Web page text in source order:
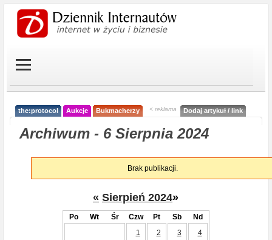
the:protocol Aukcje Bukmacherzy < reklama Dodaj artykuł / link
Archiwum - 6 Sierpnia 2024
Brak publikacji.
« Sierpień 2024»
Po Wt Śr Czw Pt Sb
Nd
1
2 3 4